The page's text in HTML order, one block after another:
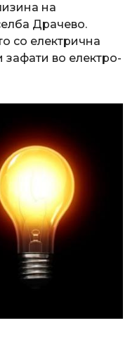
на
Драчево.
со електрична
зафати во електро-